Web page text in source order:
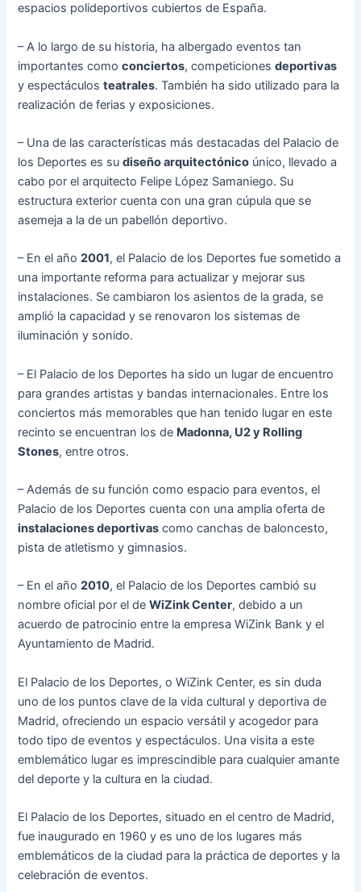
espacios polideportivos cubiertos de España.
– A lo largo de su historia, ha albergado eventos tan
importantes comoconciertos, competicionesdeportivas
y espectáculosteatrales. También ha sido utilizado para la
realización de ferias y exposiciones.
– Una de las características más destacadas del Palacio de
los Deportes es sudiseño arquitectónico único, llevado a
cabo por el arquitecto Felipe López Samaniego. Su
estructura exterior cuenta con una gran cúpula que se
asemeja a la de un pabellón deportivo.
– En el año2001, el Palacio de los Deportes fue sometido a
una importante reforma para actualizar y mejorar sus
instalaciones. Se cambiaron los asientos de la grada, se
amplió la capacidad y se renovaron los sistemas de
iluminación y sonido.
– El Palacio de los Deportes ha sido un lugar de encuentro
para grandes artistas y bandas internacionales. Entre los
conciertos más memorables que han tenido lugar en este
recinto se encuentran los de Madonna, U2 y Rolling
Stones, entre otros.
– Además de su función como espacio para eventos, el
Palacio de los Deportes cuenta con una amplia oferta de
instalaciones deportivas como canchas de baloncesto,
pista de atletismo y gimnasios.
– En el año2010, el Palacio de los Deportes cambió su
nombre oficial por el deWiZink Center, debido a un
acuerdo de patrocinio entre la empresa WiZink Bank y el
Ayuntamiento de Madrid.
El Palacio de los Deportes, o WiZink Center, es sin duda
uno de los puntos clave de la vida cultural y deportiva de
Madrid, ofreciendo un espacio versátil y acogedor para
todo tipo de eventos y espectáculos. Una visita a este
emblemático lugar es imprescindible para cualquier amante
del deporte y la cultura en la ciudad.
El Palacio de los Deportes, situado en el centro de Madrid,
fue inaugurado en 1960 y es uno de los lugares más
emblemáticos de la ciudad para la práctica de deportes y la
celebración de eventos.